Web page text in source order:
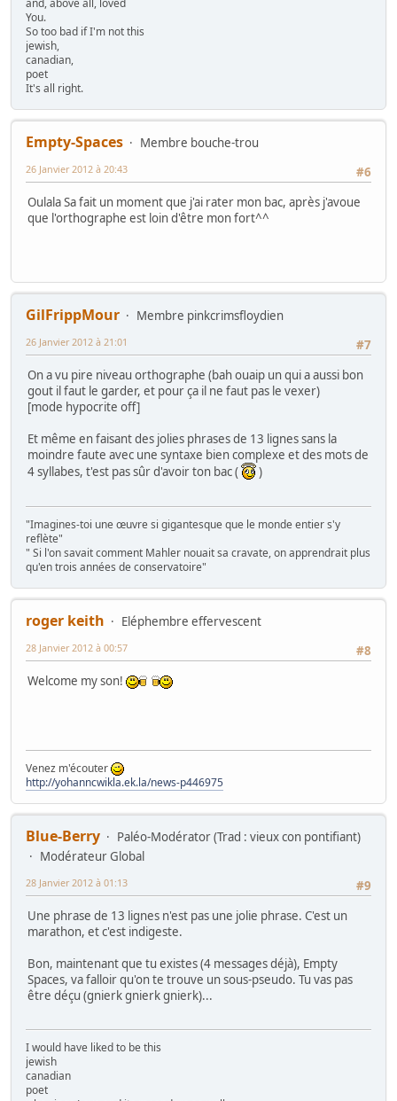
You.
So too bad if I'm not this
jewish,
canadian,
poet
It's all right.
Empty-Spaces
Membre bouche-trou
#6
26 Janvier 2012 à 20:43
Oulala Sa fait un moment que j'ai rater mon bac, après j'avoue
que l'orthographe est loin d'être mon fort^^
GilFrippMour
Membre pinkcrimsfloydien
#7
26 Janvier 2012 à 21:01
On a vu pire niveau orthographe (bah ouaip un qui a aussi bon
gout il faut le garder, et pour ça il ne faut pas le vexer)
[mode hypocrite off]
Et même en faisant des jolies phrases de 13 lignes sans la
moindre faute avec une syntaxe bien complexe et des mots de
4 syllabes, t'est pas sûr d'avoir ton bac (
)
"Imagines-toi une œuvre si gigantesque que le monde entier s'y
reflète"
" Si l'on savait comment Mahler nouait sa cravate, on apprendrait plus
qu'en trois années de conservatoire"
roger keith
Eléphembre effervescent
#8
28 Janvier 2012 à 00:57
Welcome my son!
Venez m'écouter
http://yohanncwikla.ek.la/news-p446975
Blue-Berry
Paléo-Modérator (Trad : vieux con pontifiant)
Modérateur Global
#9
28 Janvier 2012 à 01:13
Une phrase de 13 lignes n'est pas une jolie phrase. C'est un
marathon, et c'est indigeste.
Bon, maintenant que tu existes (4 messages déjà), Empty
Spaces, va falloir qu'on te trouve un sous-pseudo. Tu vas pas
être déçu (gnierk gnierk gnierk)...
I would have liked to be this
jewish
canadian
poet